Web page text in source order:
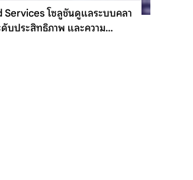
Services โซลูชันดูแลระบบคลา
บประสิทธิภาพ และความ